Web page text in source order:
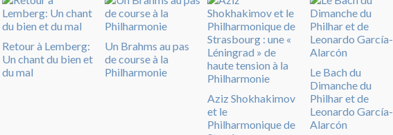
Retour à Lemberg:
Un chant du bien et
du mal
Un Brahms au pas
de course à la
Philharmonie
Aziz Shokhakimov
et le
Philharmonique de
Le Bach du
Dimanche du
Philhar et de
Leonardo García-
Alarcón